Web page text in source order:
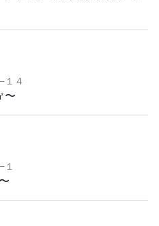
１４
〜